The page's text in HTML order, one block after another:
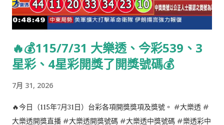
🔥💰115/7/31 大樂透、今彩539、3
星彩、4星彩開獎了開獎號碼💰
7月 31, 2026
🔥今日（115年7月31日）台彩各項開獎獎項及獎號。 #大樂透 #
大樂透開獎直播 #大樂透開獎號碼 #大樂透中獎號碼 #樂透彩中